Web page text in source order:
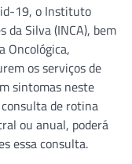
19, o Instituto
da Silva (INCA), bem
Oncológica,
os serviços de
sintomas neste
de rotina
ou anual, poderá
essa consulta.